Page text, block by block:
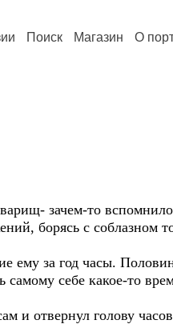
Поиск Магазин О
зачем-то
борясь с соблазном
за год часы.
себе какое-то
и отвернул голову